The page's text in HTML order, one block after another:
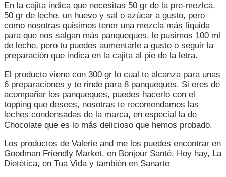
En la cajita indica que necesitas 50 gr de la pre-mezlca,
50 gr de leche, un huevo y sal o azúcar a gusto, pero
como nosotras quisimos tener una mezcla más líquida
para que nos salgan más panqueques, le pusimos 100 ml
de leche, pero tu puedes aumentarle a gusto o seguir la
preparación que indica en la cajita al pie de la letra.
El producto viene con 300 gr lo cual te alcanza para unas
6 preparaciones y te rinde para 8 panqueques. Si eres de
acompañar los panqueques, puedes hacerlo con el
topping que desees, nosotras te recomendamos las
leches condensadas de la marca, en especial la de
Chocolate que es lo más delicioso que hemos probado.
Los productos de Valerie and me los puedes encontrar en
Goodman Friendly Market, en Bonjour Santé, Hoy hay, La
Dietética, en Tua Vida y también en Sanarte